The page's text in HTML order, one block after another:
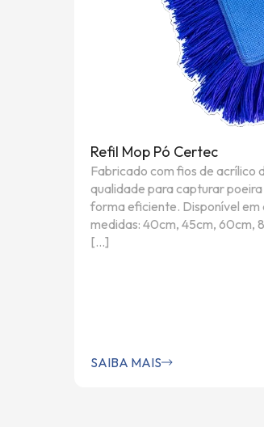
Refil Mop Pó Certec
Fabricado com fios de acrílico
qualidade para capturar poeira
forma eficiente. Disponível em
medidas: 40cm, 45cm, 60cm,
[…]
SAIBA MAIS